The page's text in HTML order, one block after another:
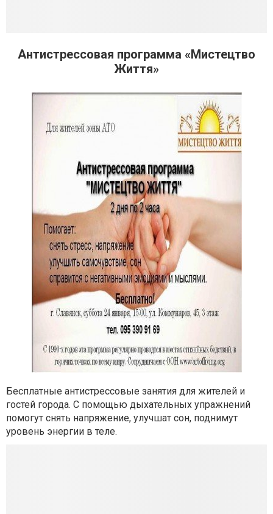
Антистрессовая программа «Мистецтво
Життя»
Бесплатные антистрессовые занятия для жителей и
гостей города. С помощью дыхательных упражнений
помогут снять напряжение, улучшат сон, поднимут
уровень энергии в теле.